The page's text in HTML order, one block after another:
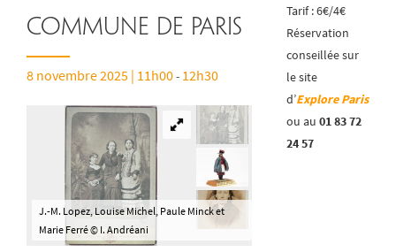
Commune de Paris
8 novembre 2025 | 11h00- 12h30
J.-M. Lopez, Louise Michel, Paule Minck et
Marie Ferré © I. Andréani
Tarif : 6€/4€
Réservation
conseillée sur
le site
d’Explore Paris
ou au 01 83 72
24 57